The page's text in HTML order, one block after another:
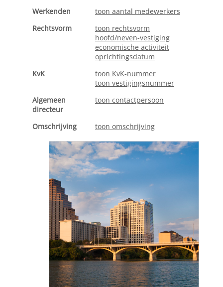
Werkenden
toon aantal medewerkers
Rechtsvorm
toon rechtsvorm
hoofd/neven-vestiging
economische activiteit
oprichtingsdatum
KvK
toon KvK-nummer
toon vestigingsnummer
Algemeen
directeur
toon contactpersoon
Omschrijving toon omschrijving